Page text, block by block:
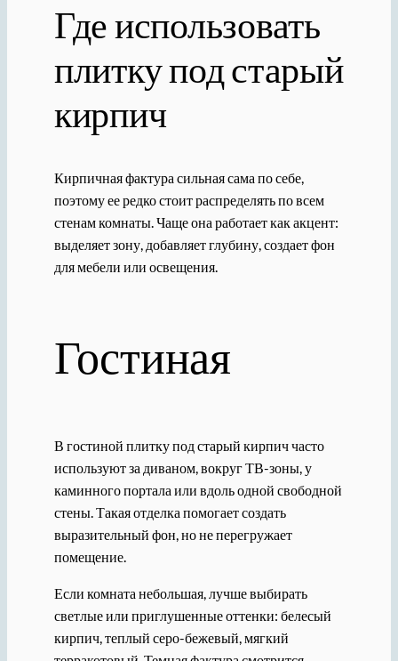
Где использовать
плитку под старый
кирпич
Кирпичная фактура сильная сама по себе,
поэтому ее редко стоит распределять по всем
стенам комнаты. Чаще она работает как акцент:
выделяет зону, добавляет глубину, создает фон
для мебели или освещения.
Гостиная
В гостиной плитку под старый кирпич часто
используют за диваном, вокруг ТВ-зоны, у
каминного портала или вдоль одной свободной
стены. Такая отделка помогает создать
выразительный фон, но не перегружает
помещение.
Если комната небольшая, лучше выбирать
светлые или приглушенные оттенки: белесый
кирпич, теплый серо-бежевый, мягкий